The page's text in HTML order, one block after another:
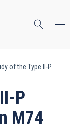
of the Type II-P
P
M74